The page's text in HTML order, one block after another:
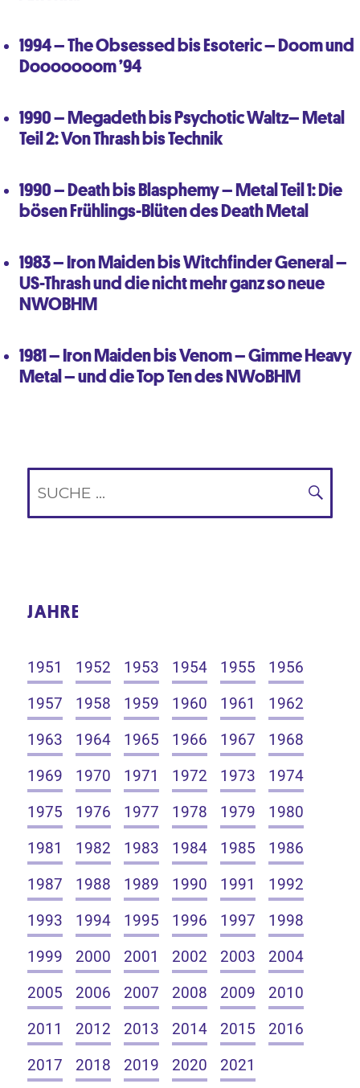
1994 – The Obsessed bis Esoteric – Doom und
Dooooooom ’94
1990 – Megadeth bis Psychotic Waltz– Metal
Teil 2: Von Thrash bis Technik
1990 – Death bis Blasphemy – Metal Teil 1: Die
bösen Frühlings-Blüten des Death Metal
1983 – Iron Maiden bis Witchfinder General –
US-Thrash und die nicht mehr ganz so neue
NWOBHM
1981 – Iron Maiden bis Venom – Gimme Heavy
Metal – und die Top Ten des NWoBHM
JAHRE
1951 1952 1953 1954 1955
1956
1957
1958 1959 1960 1961
1962
1963
1964 1965 1966 1967
1968
1969
1970 1971 1972 1973
1974
1975
1976 1977 1978 1979
1980
1981
1982 1983 1984 1985
1986
1987
1988 1989 1990 1991
1992
1993
1994 1995 1996 1997
1998
1999
2000 2001 2002 2003
2004
2005
2006 2007 2008 2009
2010
2011
2012 2013 2014 2015
2016
2017
2018 2019 2020 2021